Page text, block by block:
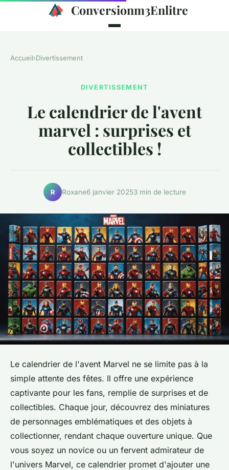
Conversionm3Enlitre
Accueil›Divertissement
DIVERTISSEMENT
Le calendrier de l'avent
marvel : surprises et
collectibles !
R Roxane6 janvier 20253 min de lecture
Le calendrier de l'avent Marvel ne se limite pas à la
simple attente des fêtes. Il offre une expérience
captivante pour les fans, remplie de surprises et de
collectibles. Chaque jour, découvrez des miniatures
de personnages emblématiques et des objets à
collectionner, rendant chaque ouverture unique. Que
vous soyez un novice ou un fervent admirateur de
l'univers Marvel, ce calendrier promet d'ajouter une